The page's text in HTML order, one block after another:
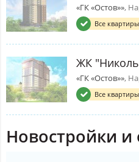
«ГК «Остов»»,
Все
ЖК
«ГК «Остов»»,
Все
Новостройки и